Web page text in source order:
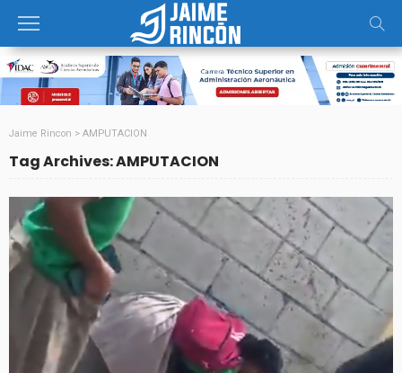
Jaime Rincon > AMPUTACION
Tag Archives: AMPUTACION